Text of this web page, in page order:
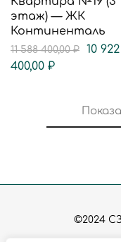
этаж) — ЖК
Континенталь
11 588 400,00₽
10 922
400,00 ₽
©2024